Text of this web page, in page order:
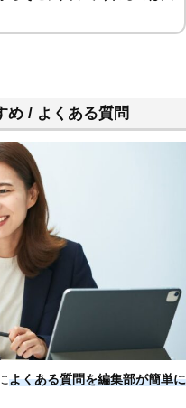
め / よくある質問
よくある質問を編集部が簡単に